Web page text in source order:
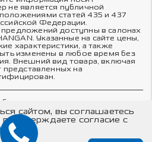
не является публичной
статей 435 и 437
Федерации.
доступны в салонах
Указанные на сайте цены,
характеристики, а также
изменены в любое время без
Внешний вид товара, включая
представленных на
персональных данных
данных
cookie-файлов
сайтом, вы соглашаетесь
согласие с